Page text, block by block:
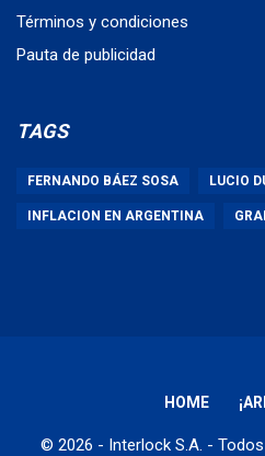
Términos y condiciones
Pauta de publicidad
TAGS
FERNANDO BÁEZ SOSA LUCIO
INFLACION EN ARGENTINA
HOME
© 2026 - Interlock S.A. -